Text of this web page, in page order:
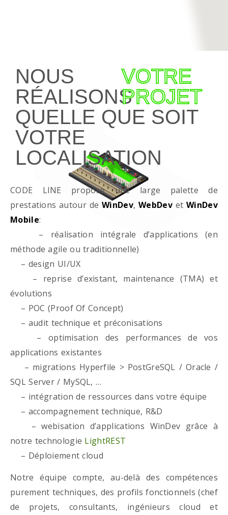
NOUS
RÉALISONS
VOTRE
PROJET
QUELLE QUE SOIT
VOTRE
LOCALISATION
CODE LINE propose une large palette de
prestations autour deWinDev,WebDevet WinDev
Mobile:
– réalisation intégrale d’applications (en
méthode agile ou traditionnelle)
– design UI/UX
– reprise d’existant, maintenance (TMA) et
évolutions
– POC (Proof Of Concept)
– audit technique et préconisations
– optimisation des performances de vos
applications existantes
– migrations Hyperfile > PostGreSQL / Oracle /
SQL Server / MySQL, …
– intégration de ressources dans votre équipe
– accompagnement technique, R&D
– webisation d’applications WinDev grâce à
notre technologie LightREST
– Déploiement cloud
Notre équipe compte, au-delà des compétences
purement techniques, des profils fonctionnels (chef
de projets, consultants, ingénieurs cloud et